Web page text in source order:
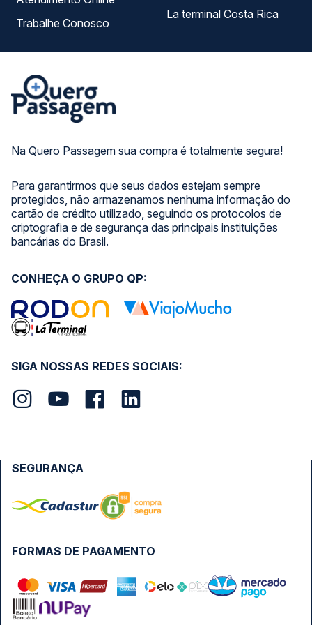
Na Quero Passagem sua compra é totalmente segura!
Para garantirmos que seus dados estejam sempre
protegidos, não armazenamos nenhuma informação do
cartão de crédito utilizado, seguindo os protocolos de
criptografia e de segurança das principais instituições
bancárias do Brasil.
Trabalhe Conosco
La terminal Costa Rica
SIGA NOSSAS REDES SOCIAIS:
CONHEÇA O GRUPO QP:
FORMAS DE PAGAMENTO
SEGURANÇA